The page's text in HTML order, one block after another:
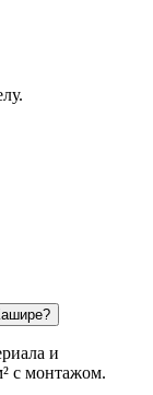
и
с монтажом.